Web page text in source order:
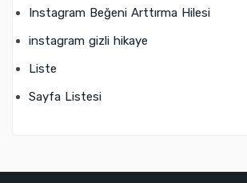
Instagram Beğeni Arttırma Hilesi
instagram gizli hikaye
Liste
Sayfa Listesi